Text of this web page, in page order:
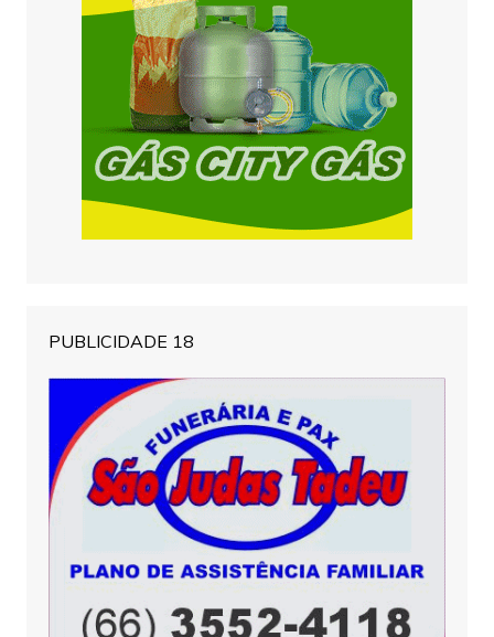
PUBLICIDADE 18